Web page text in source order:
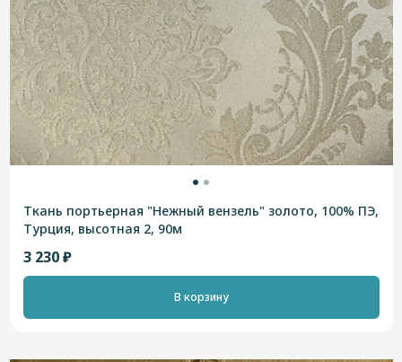
Ткань портьерная "Нежный вензель" золото, 100% ПЭ,
Турция, высотная 2, 90м
3 230 ₽
В корзину